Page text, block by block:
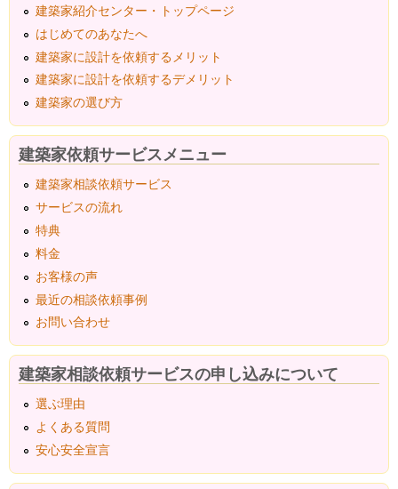
建築家紹介センター・トップページ
はじめてのあなたへ
建築家に設計を依頼するメリット
建築家に設計を依頼するデメリット
建築家の選び方
建築家依頼サービスメニュー
建築家相談依頼サービス
サービスの流れ
特典
料金
お客様の声
最近の相談依頼事例
お問い合わせ
建築家相談依頼サービスの申し込みについて
選ぶ理由
よくある質問
安心安全宣言